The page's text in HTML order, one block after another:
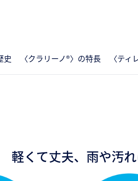
史 〈クラリーノ®〉の特長 〈テ
軽くて丈夫、雨や汚れ